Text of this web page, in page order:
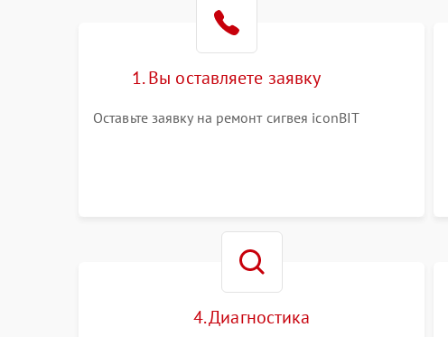
1. Вы оставляете заявку
Оставьте заявку на ремонт сигвея iconBIT
4. Диагностика